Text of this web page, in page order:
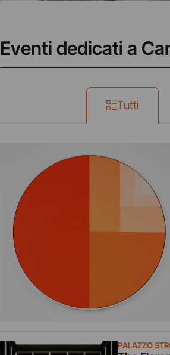
Eventi dedicati a
Tutti
PALAZZO